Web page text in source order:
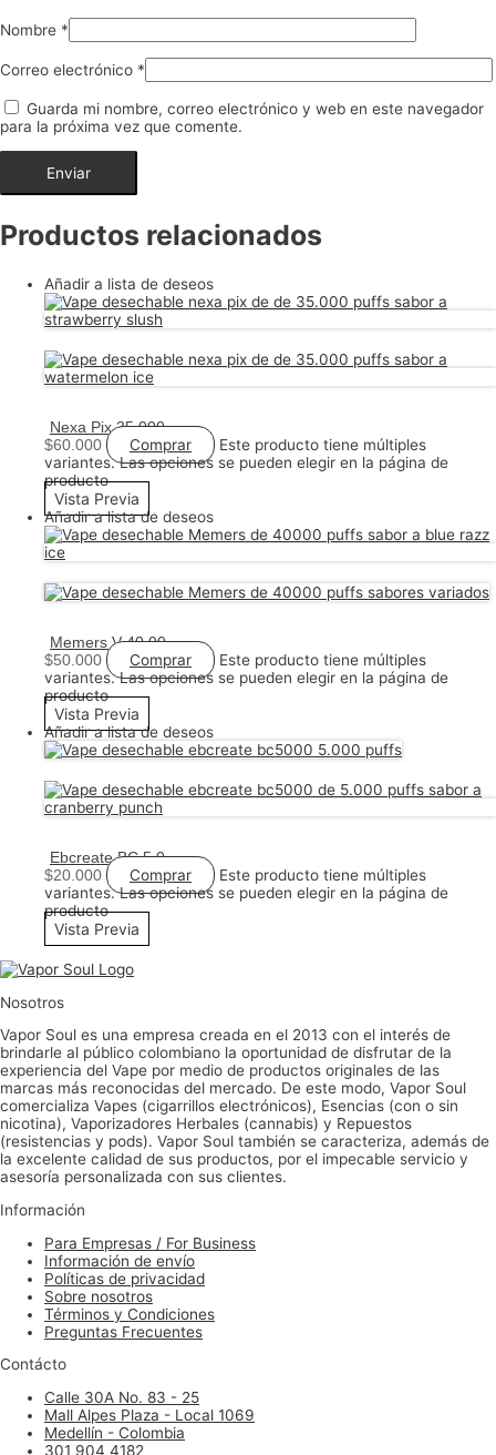
Nombre *
Correo electrónico *
Guarda mi nombre, correo electrónico y web en este navegador
para la próxima vez que comente.
Productos relacionados
Añadir a lista de deseos
Nexa Pix 35.000 Puffs – Vape Desechable – Sabores Disponibles
$60.000 Comprar
Este producto tiene múltiples
variantes. Las opciones se pueden elegir en la página de
producto
Vista Previa
Añadir a lista de deseos
Memers V 40.000 Puffs – Vape Desechable – Sabores Disponibles
$50.000 Comprar
Este producto tiene múltiples
variantes. Las opciones se pueden elegir en la página de
producto
Vista Previa
Añadir a lista de deseos
Ebcreate BC 5.000 Puffs – Vape Desechable – Sabores Disponibles
$20.000 Comprar
Este producto tiene múltiples
variantes. Las opciones se pueden elegir en la página de
producto
Vista Previa
Nosotros
Vapor Soul es una empresa creada en el 2013 con el interés de
brindarle al público colombiano la oportunidad de disfrutar de la
experiencia del Vape por medio de productos originales de las
marcas más reconocidas del mercado. De este modo, Vapor Soul
comercializa Vapes (cigarrillos electrónicos), Esencias (con o sin
nicotina), Vaporizadores Herbales (cannabis) y Repuestos
(resistencias y pods). Vapor Soul también se caracteriza, además de
la excelente calidad de sus productos, por el impecable servicio y
asesoría personalizada con sus clientes.
Información
Para Empresas / For Business
Información de envío
Políticas de privacidad
Sobre nosotros
Términos y Condiciones
Preguntas Frecuentes
Contácto
Calle 30A No. 83 - 25
Mall Alpes Plaza - Local 1069
Medellín - Colombia
301 904 4182